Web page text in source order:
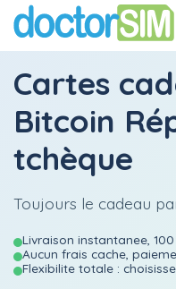
Cartes
Bitcoin
tchèque
Toujours le cadeau
Livraison instantanee,
Aucun frais cache,
Flexibilite totale :